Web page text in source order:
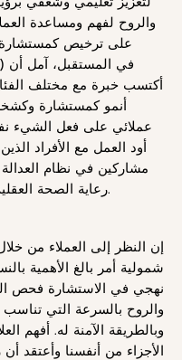
لتعزيز تعليمي وشغفي
والروح لفهم ومساعدة
على ترخيص
أكتسب خبرة مع مختلف
أنمو كمستشارة
عملائي على فعل الشيء
أود العمل مع الأفراد الذين
مشاركين في نظام
رعاية الصحة العقلية وإعادة الإدماج.
إن النظر إلى العملاء من
شمولية أمر بالغ الأهمية
نهجي في الاستشارة فحص
والروح بالسرعة التي تناسب
وبالطريقة الآمنة له. أفهم
الأجزاء من أنفسنا وأعتقد أن